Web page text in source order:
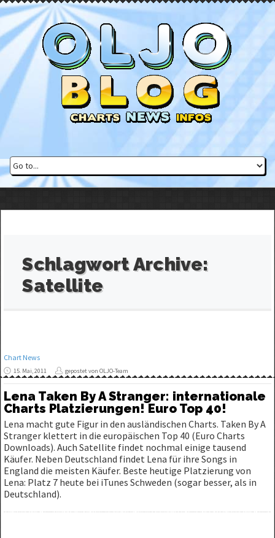
Schlagwort Archive:
Satellite
Chart News
15. Mai, 2011 gepostet von OLJO-Team
Lena Taken By A Stranger: internationale
Charts Platzierungen! Euro Top 40!
Lena macht gute Figur in den ausländischen Charts. Taken By A
Stranger klettert in die europäischen Top 40 (Euro Charts
Downloads). Auch Satellite findet nochmal einige tausend
Käufer. Neben Deutschland findet Lena für ihre Songs in
England die meisten Käufer. Beste heutige Platzierung von
Lena: Platz 7 heute bei iTunes Schweden (sogar besser, als in
Deutschland).